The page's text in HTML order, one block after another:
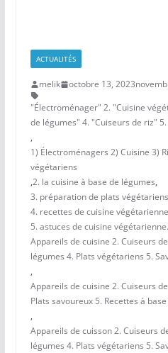
ACTUALITÉS
melik octobre 13, 2023
"Électroménager" 2. "Cuisine
de légumes" 4. "Cuiseurs de riz"
,
1) Électroménagers 2) Cuisine 3)
végétariens
,2. la cuisine à base de légumes,
3. préparation de plats
4. recettes de cuisine végétarienne
5. astuces de cuisine végétarienne.
Appareils de cuisine 2. Cuiseurs
légumes 4. Plats végétariens 5.
,
Appareils de cuisine 2. Cuiseurs
Plats savoureux 5. Recettes à
,
Appareils de cuisson 2. Cuiseurs
légumes 4. Plats végétariens 5.